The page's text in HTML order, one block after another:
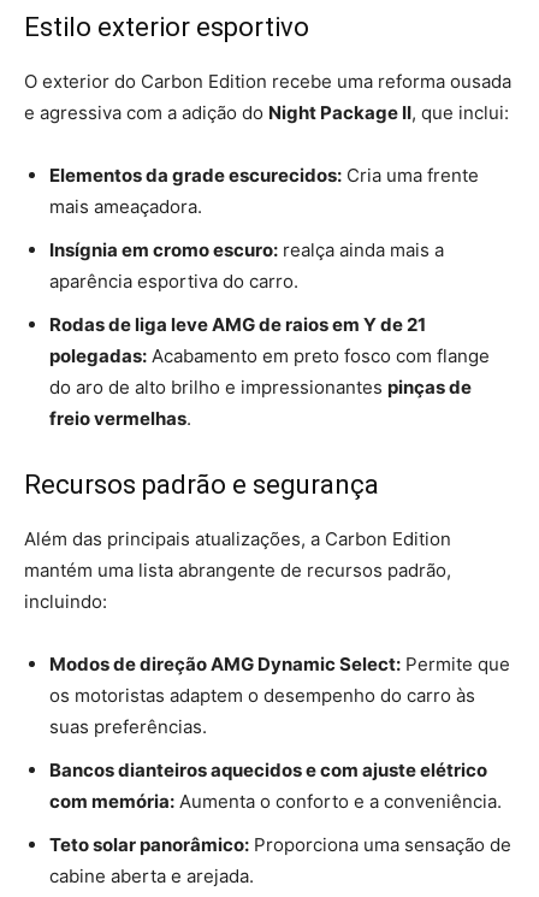
Estilo exterior esportivo
O exterior do Carbon Edition recebe uma reforma ousada
e agressiva com a adição do Night Package II, que inclui:
Elementos da grade escurecidos: Cria uma frente
mais ameaçadora.
Insígnia em cromo escuro: realça ainda mais a
aparência esportiva do carro.
Rodas de liga leve AMG de raios em Y de 21
polegadas: Acabamento em preto fosco com flange
do aro de alto brilho e impressionantes pinças de
freio vermelhas.
Recursos padrão e segurança
Além das principais atualizações, a Carbon Edition
mantém uma lista abrangente de recursos padrão,
incluindo:
Modos de direção AMG Dynamic Select: Permite que
os motoristas adaptem o desempenho do carro às
suas preferências.
Bancos dianteiros aquecidos e com ajuste elétrico
com memória: Aumenta o conforto e a conveniência.
Teto solar panorâmico: Proporciona uma sensação de
cabine aberta e arejada.